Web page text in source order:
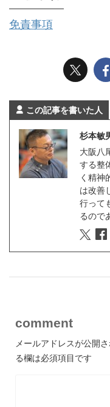
免責事項
この記事を書いた人
杉本敏
大阪八
する整
く精神
は改善
行って
るので
comment
メールアドレスが公開
る欄は必須項目です